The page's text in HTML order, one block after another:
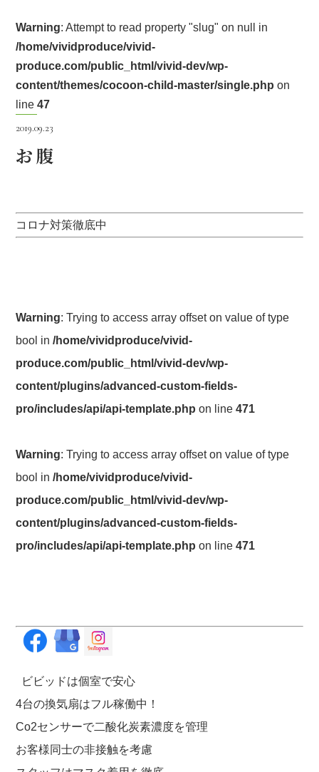
Warning: Attempt to read property "slug" on null in
/home/vividproduce/vivid-
produce.com/public_html/vivid-dev/wp-
content/themes/cocoon-child-master/single.php on
line47
2019.09.23
お腹
コロナ対策徹底中
Warning: Trying to access array offset on value of type
bool in/home/vividproduce/vivid-
produce.com/public_html/vivid-dev/wp-
content/plugins/advanced-custom-fields-
pro/includes/api/api-template.php on line471
Warning: Trying to access array offset on value of type
bool in/home/vividproduce/vivid-
produce.com/public_html/vivid-dev/wp-
content/plugins/advanced-custom-fields-
pro/includes/api/api-template.php on line471
ビビッドは個室で安心
4台の換気扇はフル稼働中！
Co2センサーで二酸化炭素濃度を管理
お客様同士の非接触を考慮